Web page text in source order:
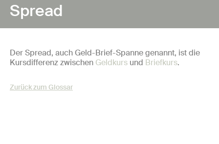
Spread
Der Spread, auch Geld-Brief-Spanne genannt, ist die
Kursdifferenz zwischen Geldkurs und Briefkurs.
Zurück zum Glossar